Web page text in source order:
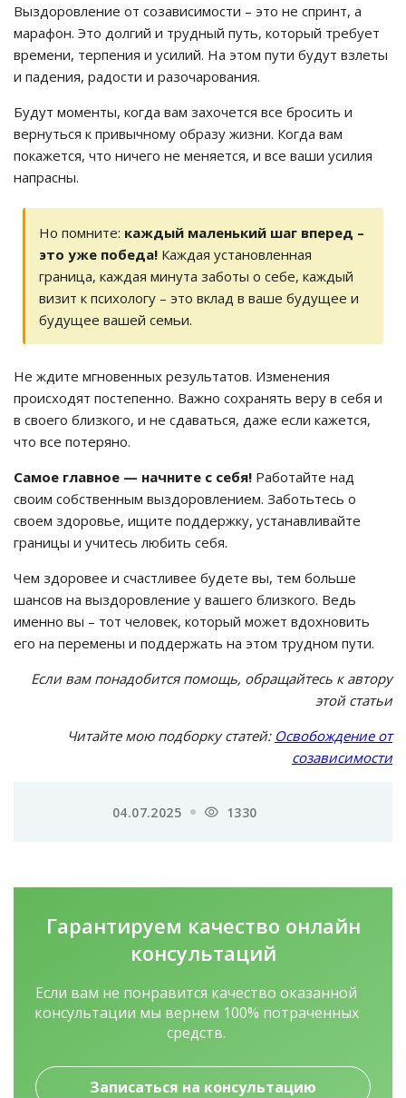
Выздоровление от созависимости – это не спринт, а
марафон. Это долгий и трудный путь, который требует
времени, терпения и усилий. На этом пути будут взлеты
и падения, радости и разочарования.
Будут моменты, когда вам захочется все бросить и
вернуться к привычному образу жизни. Когда вам
покажется, что ничего не меняется, и все ваши усилия
напрасны.
Но помните: каждый маленький шаг вперед –
это уже победа! Каждая установленная
граница, каждая минута заботы о себе, каждый
визит к психологу – это вклад в ваше будущее и
будущее вашей семьи.
Не ждите мгновенных результатов. Изменения
происходят постепенно. Важно сохранять веру в себя и
в своего близкого, и не сдаваться, даже если кажется,
что все потеряно.
Самое главное — начните с себя! Работайте над
своим собственным выздоровлением. Заботьтесь о
своем здоровье, ищите поддержку, устанавливайте
границы и учитесь любить себя.
Чем здоровее и счастливее будете вы, тем больше
шансов на выздоровление у вашего близкого. Ведь
именно вы – тот человек, который может вдохновить
его на перемены и поддержать на этом трудном пути.
Если вам понадобится помощь, обращайтесь к автору
этой статьи
Читайте мою подборку статей: Освобождение от
созависимости
04.07.2025 1330
Гарантируем качество онлайн
консультаций
Если вам не понравится качество оказанной
консультации мы вернем 100% потраченных
средств.
Записаться на консультацию